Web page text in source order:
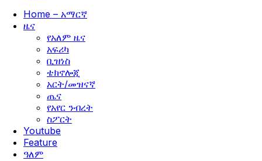
Home – አማርኛ
ዜና
የአለም ዜና
አፍሪካ
ቢዝነስ
ቴክኖሎጂ
አርት/መዝናኛ
ጤና
የአየር ንብረት
ስፖርት
Youtube
Feature
ዓለም